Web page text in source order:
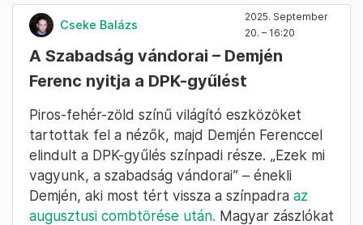
Cseke Balázs
2025. September
20. – 16:20
A Szabadság vándorai – Demjén
Ferenc nyitja a DPK-gyűlést
Piros-fehér-zöld színű világító eszközöket
tartottak fel a nézők, majd Demjén Ferenccel
elindult a DPK-gyűlés színpadi része. „Ezek mi
vagyunk, a szabadság vándorai” – énekli
Demjén, aki most tért vissza a színpadra az
augusztusi combtörése után. Magyar zászlókat